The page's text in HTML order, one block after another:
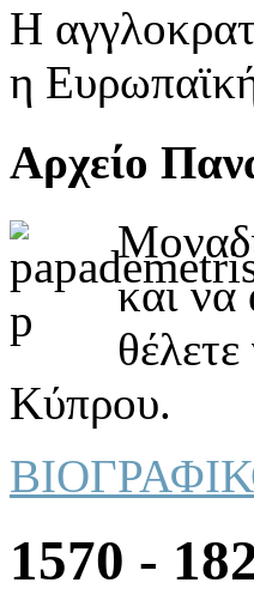
Η
η
Αρχείο
και να
Κύπρου.
1570 -